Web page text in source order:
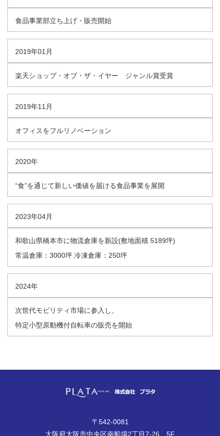
食品事業部立ち上げ・販売開始
2019年01月
楽天ショップ・オブ・ザ・イヤー ジャンル賞受賞
2019年11月
オフィスをフルリノベーション
2020年
“食”を通じて新しい価値を届ける食品事業を展開
2023年04月
和歌山県橋本市に物流倉庫を新設(敷地面積 5189坪)
常温倉庫：3000坪 冷凍倉庫：250坪
2024年
次世代モビリティ市場に参入し、
特定小型原動機付自転車の販売を開始
〒542-0081
大阪府大阪市中央区南船場2丁目7-26 5F